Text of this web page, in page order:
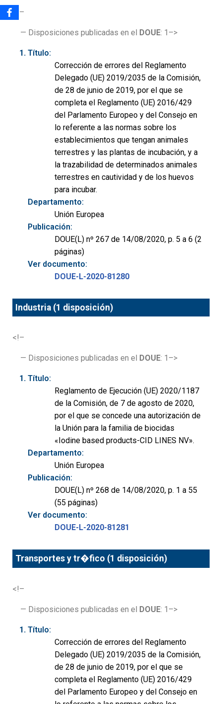
<!–
— Disposiciones publicadas en el DOUE: 1–>
Título:
Corrección de errores del Reglamento
Delegado (UE) 2019/2035 de la Comisión,
de 28 de junio de 2019, por el que se
completa el Reglamento (UE) 2016/429
del Parlamento Europeo y del Consejo en
lo referente a las normas sobre los
establecimientos que tengan animales
terrestres y las plantas de incubación, y a
la trazabilidad de determinados animales
terrestres en cautividad y de los huevos
para incubar.
Departamento:
Unión Europea
Publicación:
DOUE(L) nº 267 de 14/08/2020, p. 5 a 6 (2
páginas)
Ver documento:
DOUE-L-2020-81280
Industria (1 disposición)
<!–
— Disposiciones publicadas en el DOUE: 1–>
Título:
Reglamento de Ejecución (UE) 2020/1187
de la Comisión, de 7 de agosto de 2020,
por el que se concede una autorización de
la Unión para la familia de biocidas
«Iodine based products-CID LINES NV».
Departamento:
Unión Europea
Publicación:
DOUE(L) nº 268 de 14/08/2020, p. 1 a 55
(55 páginas)
Ver documento:
DOUE-L-2020-81281
Transportes y tr�fico (1 disposición)
<!–
— Disposiciones publicadas en el DOUE: 1–>
Título:
Corrección de errores del Reglamento
Delegado (UE) 2019/2035 de la Comisión,
de 28 de junio de 2019, por el que se
completa el Reglamento (UE) 2016/429
del Parlamento Europeo y del Consejo en